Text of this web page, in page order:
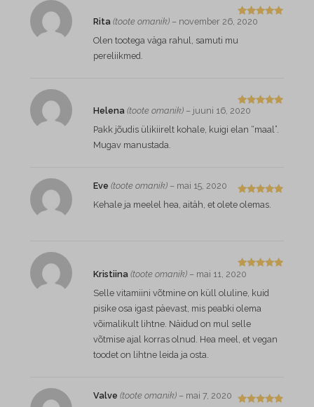
Hinnangug
a
Rita (toote omanik) – november 26, 2020
Olen tootega väga rahul, samuti mu
pereliikmed.
Hinnangug
a5 / 5
Helena (toote omanik) – juuni 16, 2020
Pakk jõudis ülikiirelt kohale, kuigi elan “maal”.
Mugav manustada.
Hinnangug
Eve (toote omanik) – mai 15, 2020
Kehale ja meelel hea, aitäh, et olete olemas.
Hinnangug
a 5 / 5
Kristiina (toote omanik) – mai 11, 2020
Selle vitamiini võtmine on küll oluline, kuid
pisike osa igast päevast, mis peabki olema
võimalikult lihtne. Näidud on mul selle
võtmise ajal korras olnud. Hea meel, et vegan
toodet on lihtne leida ja osta.
Valve (toote omanik) – mai 7, 2020